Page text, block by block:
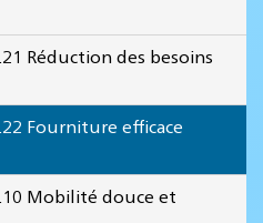
Réduction des besoins
Fourniture efficace
Mobilité douce et